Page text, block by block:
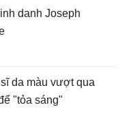
danh Joseph
da màu vượt qua
"tỏa sáng"